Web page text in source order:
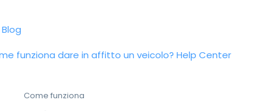
Blog
funziona dare in affitto un veicolo? Help Center
Come funziona